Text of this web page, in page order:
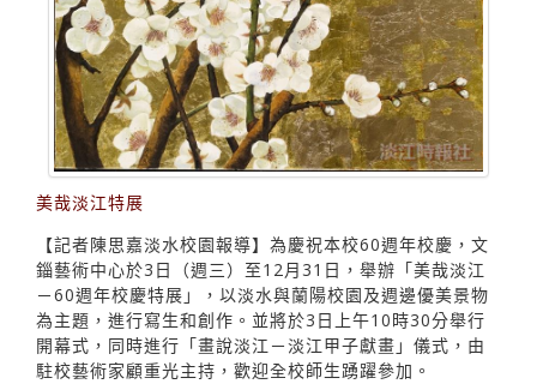
美哉淡江特展
【記者陳思嘉淡水校園報導】為慶祝本校60週年校慶，文
錙藝術中心於3日（週三）至12月31日，舉辦「美哉淡江
－60週年校慶特展」，以淡水與蘭陽校園及週邊優美景物
為主題，進行寫生和創作。並將於3日上午10時30分舉行
開幕式，同時進行「畫說淡江－淡江甲子獻畫」儀式，由
駐校藝術家顧重光主持，歡迎全校師生踴躍參加。